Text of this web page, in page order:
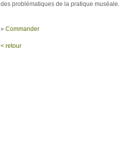
des problématiques de la pratique muséale.
» Commander
< retour